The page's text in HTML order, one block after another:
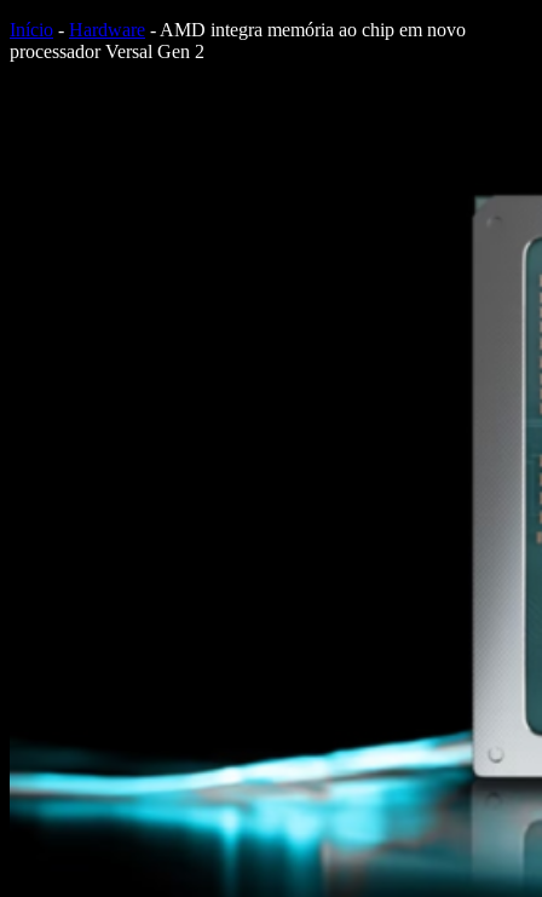
Início - Hardware - AMD integra memória ao chip em novo
processador Versal Gen 2